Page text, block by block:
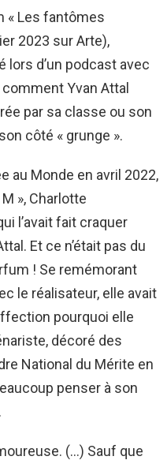
« Les fantômes
2023 sur Arte),
lors d’un podcast avec
Yvan Attal
par sa classe ou son
côté « grunge ».
au Monde en avril 2022,
», Charlotte
l’avait fait craquer
Et ce n’était pas du
! Se remémorant
le réalisateur, elle avait
pourquoi elle
décoré des
National du Mérite en
penser à son
(…) Sauf que